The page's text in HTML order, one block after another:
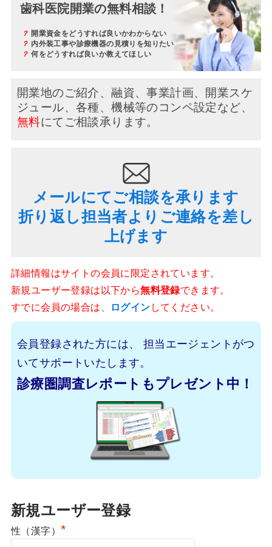
歯科医院開業の無料相談！
？開業資金をどうすれば良いかわからない
？ 内外装工事や診療機器の見積りを知りたい
？何をどうすれば良いか教えてほしい
開業地のご紹介、融資、事業計画、開業スケ
ジュール、 各種、機械等のコンペ設定など、
無料にてご相談承ります。
メールにてご相談を承ります
折り返し担当者よりご連絡を差し
上げます
詳細情報はサイトの会員に限定されています。
新規ユーザー登録は以下から無料登録できます。
すでに会員の場合は、
ログインしてください。
会員登録された方には、
担当エージェントがつ
いてサポートいたします。
診療圏調査レポートもプレゼント中！
新規ユーザー登録
性（漢字） *